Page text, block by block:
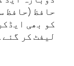
حافظ (حافظ
کو بھی
لیفٹ کر